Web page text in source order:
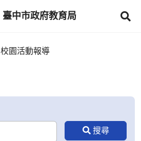
臺中市政府教育局
校園活動報導